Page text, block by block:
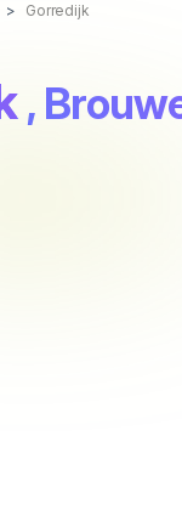
Gorredijk
,